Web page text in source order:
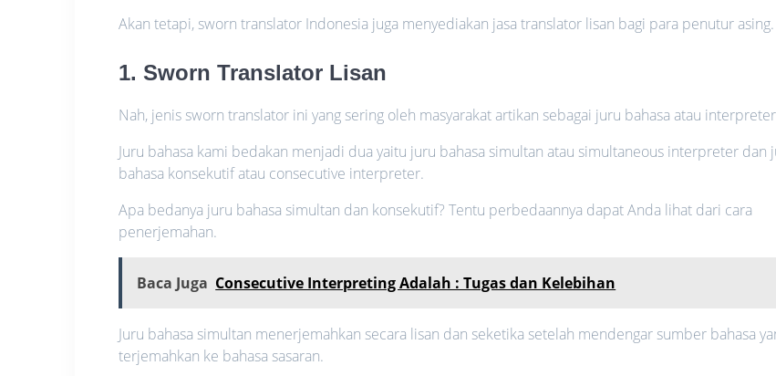
Akan tetapi, sworn translator Indonesia juga menyediakan jasa translator lisan bagi para penutur asing.
1. Sworn Translator Lisan
Nah, jenis sworn translator ini yang sering oleh masyarakat artikan sebagai juru bahasa atau
Juru bahasa kami bedakan menjadi dua yaitu juru bahasa simultan atau simultaneous interpreter dan
bahasa konsekutif atau consecutive interpreter.
Apa bedanya juru bahasa simultan dan konsekutif? Tentu perbedaannya dapat Anda lihat dari cara
penerjemahan.
Baca Juga Consecutive Interpreting Adalah : Tugas dan Kelebihan
Juru bahasa simultan menerjemahkan secara lisan dan seketika setelah mendengar sumber bahasa
terjemahkan ke bahasa sasaran.